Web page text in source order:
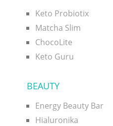
Keto Probiotix
Matcha Slim
ChocoLite
Keto Guru
BEAUTY
Energy Beauty Bar
Hialuronika